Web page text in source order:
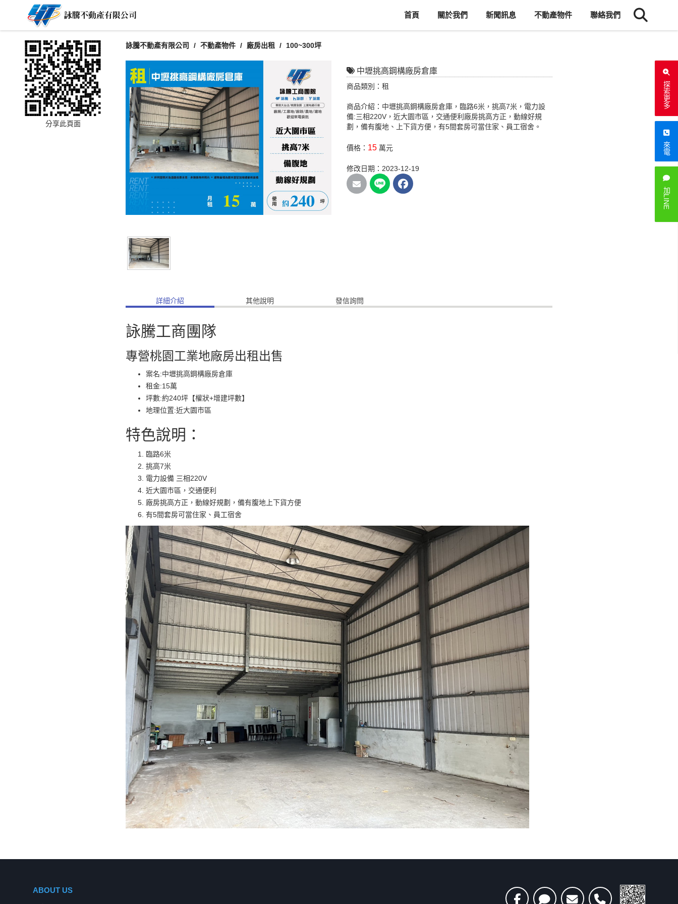
首頁 關於我們 新聞訊息 不動產物件 聯絡我們
探索更多
來電
加LINE
詠騰不動產有限公司 不動產物件 廠房出租 100~300坪
中壢挑高鋼構廠房倉庫
商品類別：租
商品介紹：中壢挑高鋼構廠房倉庫，臨路6米，挑高7米，電力設
備:三相220V，近大園市區，交通便利廠房挑高方正，動線好規
劃，備有腹地、上下貨方便，有5間套房可當住家、員工宿舍。
價格： 15 萬元
修改日期：2023-12-19
詳細介紹 其他說明 發信詢問
詠騰工商團隊
專營桃園工業地廠房出租出售
案名:中壢挑高鋼構廠房倉庫
租金:15萬
坪數:約240坪【權狀+增建坪數】
地理位置:近大園市區
特色說明：
臨路6米
挑高7米
電力設備 三相220V
近大園市區，交通便利
廠房挑高方正，動線好規劃，備有腹地上下貨方便
有5間套房可當住家、員工宿舍
分享此頁面
ABOUT US